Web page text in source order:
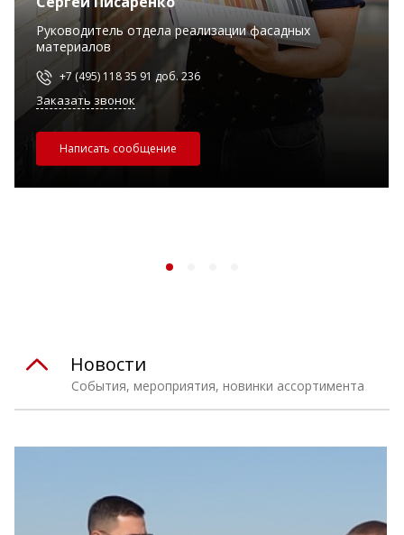
Руководитель отдела реализации фасадных
материалов
+7 (495) 118 35 91 доб. 236
Заказать звонок
Написать сообщение
События, мероприятия, новинки ассортимента
Новости